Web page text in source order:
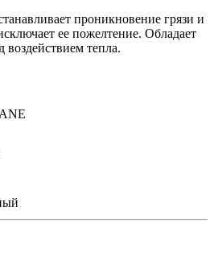
проникновение грязи и
ее пожелтение. Обладает
воздействием тепла.